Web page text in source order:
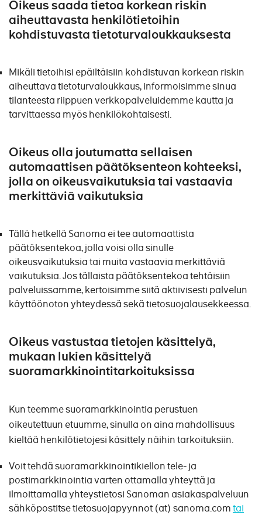
Oikeus saada tietoa korkean riskin
aiheuttavasta henkilötietoihin
kohdistuvasta tietoturvaloukkauksesta
Mikäli tietoihisi epäiltäisiin kohdistuvan korkean riskin
aiheuttava tietoturvaloukkaus, informoisimme sinua
tilanteesta riippuen verkkopalveluidemme kautta ja
tarvittaessa myös henkilökohtaisesti.
Oikeus olla joutumatta sellaisen
automaattisen päätöksenteon kohteeksi,
jolla on oikeusvaikutuksia tai vastaavia
merkittäviä vaikutuksia
Tällä hetkellä Sanoma ei tee automaattista
päätöksentekoa, jolla voisi olla sinulle
oikeusvaikutuksia tai muita vastaavia merkittäviä
vaikutuksia. Jos tällaista päätöksentekoa tehtäisiin
palveluissamme, kertoisimme siitä aktiivisesti palvelun
käyttöönoton yhteydessä sekä tietosuojalausekkeessa.
Oikeus vastustaa tietojen käsittelyä,
mukaan lukien käsittelyä
suoramarkkinointitarkoituksissa
Kun teemme suoramarkkinointia perustuen
oikeutettuun etuumme, sinulla on aina mahdollisuus
kieltää henkilötietojesi käsittely näihin tarkoituksiin.
Voit tehdä suoramarkkinointikiellon tele- ja
postimarkkinointia varten ottamalla yhteyttä ja
ilmoittamalla yhteystietosi Sanoman asiakaspalveluun
sähköpostitse tietosuojapyynnot (at) sanoma.comtai